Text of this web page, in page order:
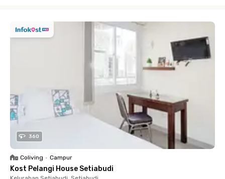
360
Coliving • Campur
Kost Pelangi House Setiabudi